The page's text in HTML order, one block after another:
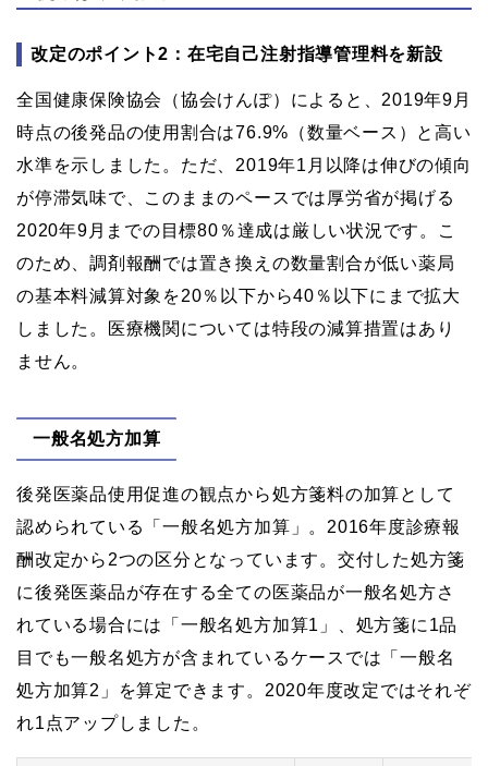
改定のポイント2：在宅自己注射指導管理料を新設
全国健康保険協会（協会けんぽ）によると、2019年9月
時点の後発品の使用割合は76.9%（数量ベース）と高い
水準を示しました。ただ、2019年1月以降は伸びの傾向
が停滞気味で、このままのペースでは厚労省が掲げる
2020年9月までの目標80％達成は厳しい状況です。こ
のため、調剤報酬では置き換えの数量割合が低い薬局
の基本料減算対象を20％以下から40％以下にまで拡大
しました。医療機関については特段の減算措置はあり
ません。
一般名処方加算
後発医薬品使用促進の観点から処方箋料の加算として
認められている「一般名処方加算」。2016年度診療報
酬改定から2つの区分となっています。交付した処方箋
に後発医薬品が存在する全ての医薬品が一般名処方さ
れている場合には「一般名処方加算1」、処方箋に1品
目でも一般名処方が含まれているケースでは「一般名
処方加算2」を算定できます。2020年度改定ではそれぞ
れ1点アップしました。